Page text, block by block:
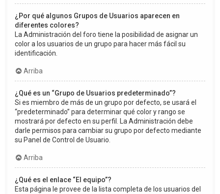
¿Por qué algunos Grupos de Usuarios aparecen en
diferentes colores?
La Administración del foro tiene la posibilidad de asignar un
color a los usuarios de un grupo para hacer más fácil su
identificación.
Arriba
¿Qué es un “Grupo de Usuarios predeterminado”?
Si es miembro de más de un grupo por defecto, se usará el
“predeterminado” para determinar qué color y rango se
mostrará por defecto en su perfil. La Administración debe
darle permisos para cambiar su grupo por defecto mediante
su Panel de Control de Usuario.
Arriba
¿Qué es el enlace “El equipo”?
Esta página le provee de la lista completa de los usuarios del